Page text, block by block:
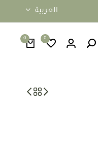
العربية
0
0